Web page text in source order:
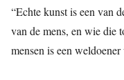
“Echte kunst is een van
van de mens, en wie die
mensen is een